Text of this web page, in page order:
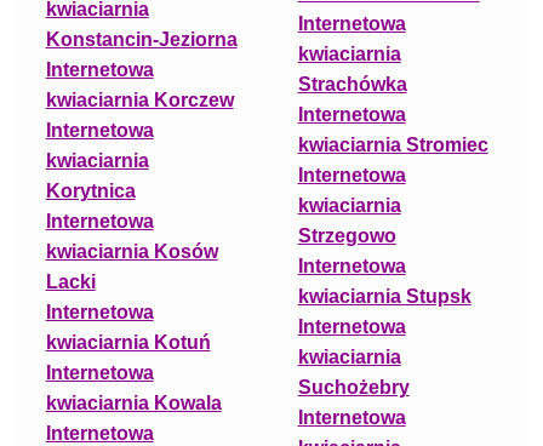
kwiaciarnia
Konstancin-Jeziorna
Internetowa
kwiaciarnia Korczew
Internetowa
kwiaciarnia
Korytnica
Internetowa
kwiaciarnia Kosów
Lacki
Internetowa
kwiaciarnia Kotuń
Internetowa
kwiaciarnia Kowala
Internetowa
Internetowa
kwiaciarnia
Strachówka
Internetowa
kwiaciarnia Stromiec
Internetowa
kwiaciarnia
Strzegowo
Internetowa
kwiaciarnia Stupsk
Internetowa
kwiaciarnia
Suchożebry
Internetowa